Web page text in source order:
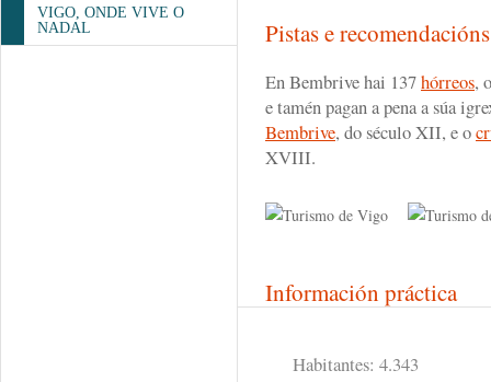
VIGO, ONDE VIVE O
NADAL
Pistas e
En Bembrive hai 137hórreos,
e tamén pagan a pena a súa
Bembrive, do século XII, e o
XVIII.
Información práctica
Habitantes: 4.343